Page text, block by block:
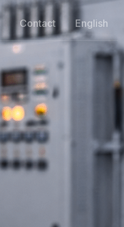
Contact English